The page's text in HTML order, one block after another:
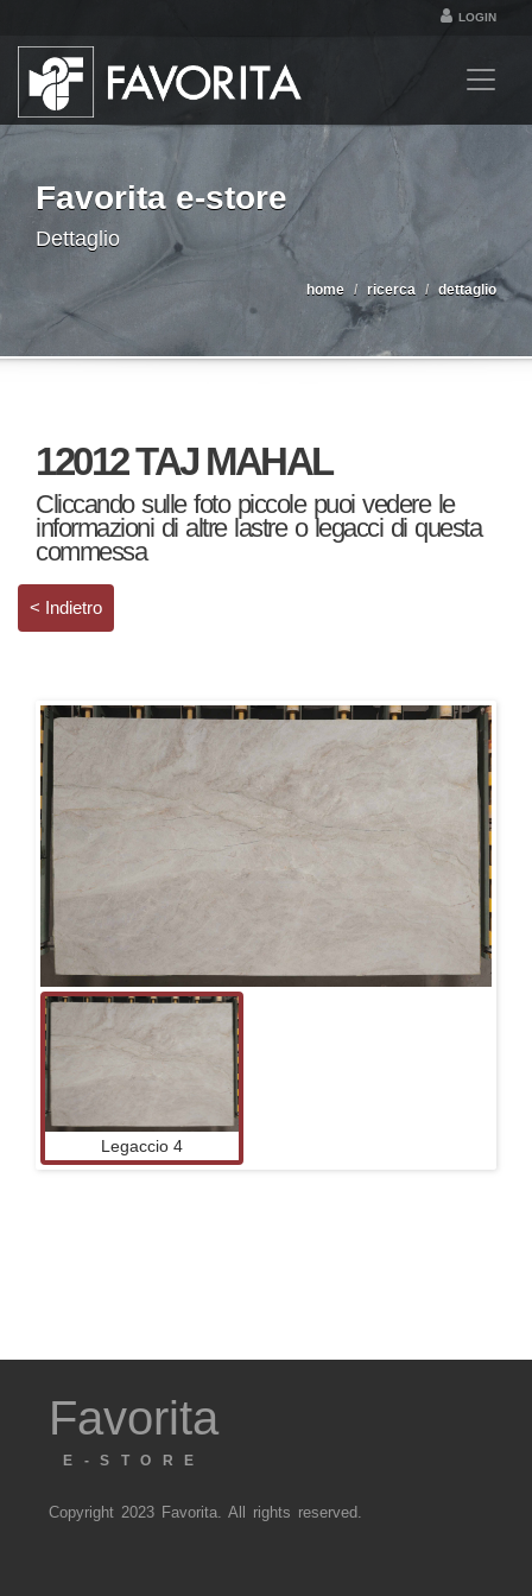
LOGIN
Favorita e-store
Dettaglio
home ricerca dettaglio
12012 TAJ MAHAL
Cliccando sulle foto piccole puoi vedere le
informazioni di altre lastre o legacci di questa
commessa
< Indietro
Legaccio 4
Favorita
E-STORE
Copyright 2023 Favorita. All rights reserved.